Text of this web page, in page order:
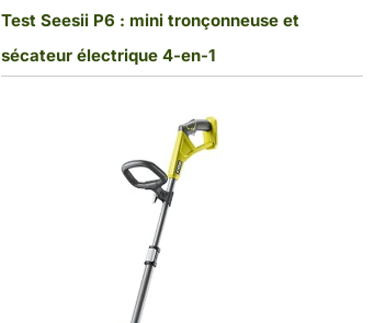
Test Seesii P6 : mini tronçonneuse et
sécateur électrique 4-en-1